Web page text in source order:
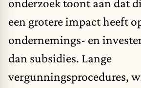
onderzoek toont aan dat
een grotere impact heeft
ondernemings- en
dan subsidies. Lange
vergunningsprocedures,